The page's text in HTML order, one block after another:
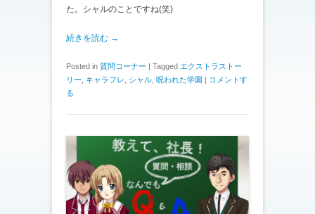
た。シャルのことですね(笑)
続きを読む →
Posted in 質問コーナー | Tagged エクストラストー
リー
キャラフレ シャル 呪われた学園 | コメントす
る